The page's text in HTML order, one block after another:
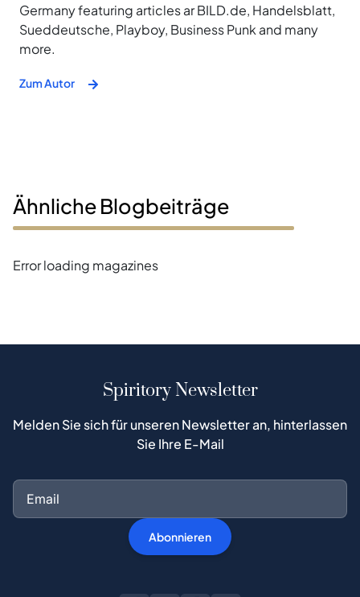
Germany featuring articles ar BILD.de, Handelsblatt,
Sueddeutsche, Playboy, Business Punk and many
more.
Zum Autor
Ähnliche Blogbeiträge
Error loading magazines
Spiritory Newsletter
Melden Sie sich für unseren Newsletter an, hinterlassen
Sie Ihre E-Mail
Abonnieren